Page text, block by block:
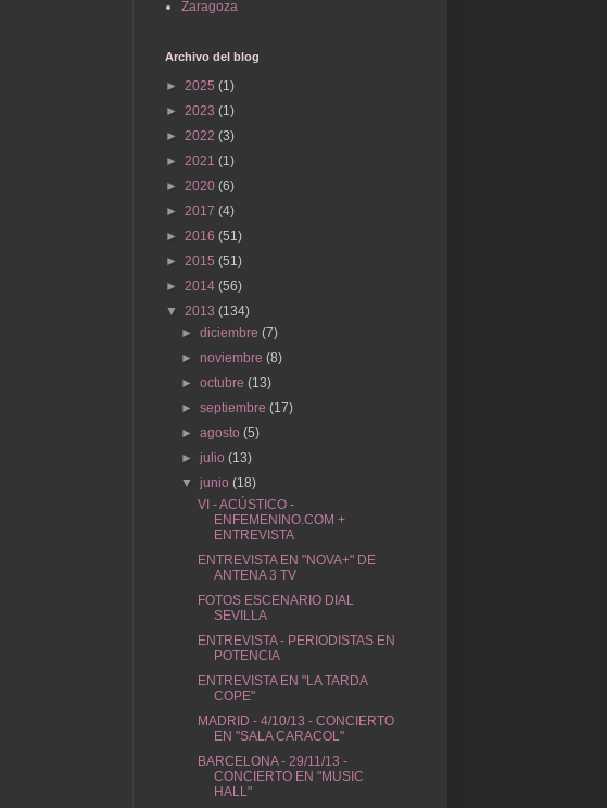
Zaragoza
Archivo del blog
► 2025 (1)
► 2023 (1)
► 2022 (3)
► 2021 (1)
► 2020 (6)
► 2017 (4)
► 2016 (51)
► 2015 (51)
► 2014 (56)
▼ 2013 (134)
►diciembre(7)
►noviembre(8)
►octubre(13)
►septiembre(17)
►agosto(5)
►julio(13)
▼junio(18)
VI - ACÚSTICO -
ENFEMENINO.COM +
ENTREVISTA
ENTREVISTA EN "NOVA+" DE
ANTENA 3 TV
FOTOS ESCENARIO DIAL
SEVILLA
ENTREVISTA - PERIODISTAS EN
POTENCIA
ENTREVISTA EN "LA TARDA
COPE"
MADRID - 4/10/13 - CONCIERTO
EN "SALA CARACOL"
BARCELONA - 29/11/13 -
CONCIERTO EN "MUSIC
HALL"